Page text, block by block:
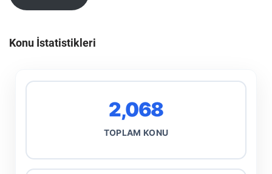
Konu İstatistikleri
2,068
TOPLAM KONU